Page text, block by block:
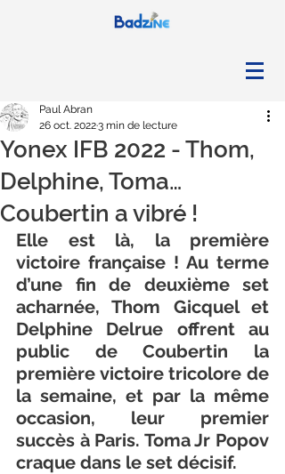
Yonex IFB 2022 - Thom,
Delphine, Toma…
Coubertin a vibré !
Paul Abran
26 oct. 20223 min de lecture
Elle est là, la première
victoire française ! Au terme
d’une fin de deuxième set
acharnée, Thom Gicquel et
Delphine Delrue offrent au
public de Coubertin la
première victoire tricolore de
la semaine, et par la même
occasion, leur premier
succès à Paris. Toma Jr Popov
craque dans le set décisif.